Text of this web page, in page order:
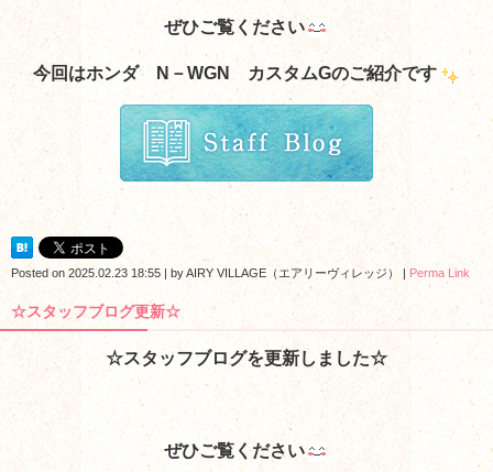
ぜひご覧ください
今回はホンダ N－WGN カスタムGのご紹介です
Posted on 2025.02.23 18:55 | byAIRY VILLAGE（エアリーヴィレッジ） | Perma Link
☆スタッフブログ更新☆
☆スタッフブログを更新しました☆
ぜひご覧ください